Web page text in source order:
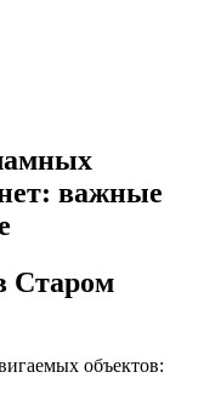
важные
Старом
объектов: